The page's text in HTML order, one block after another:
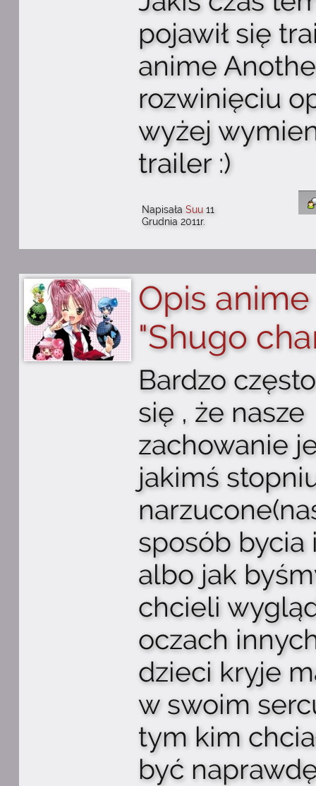
pojawił się
anime
rozwinięciu
wyżej
trailer :)
Napisała Suu 11
Grudnia 2011r.
Opis anime
"Shugo
Bardzo
się , że nasze
zachowanie
jakimś
sposób bycia
albo jak
chcieli
oczach
dzieci kryje
w swoim
tym kim
być